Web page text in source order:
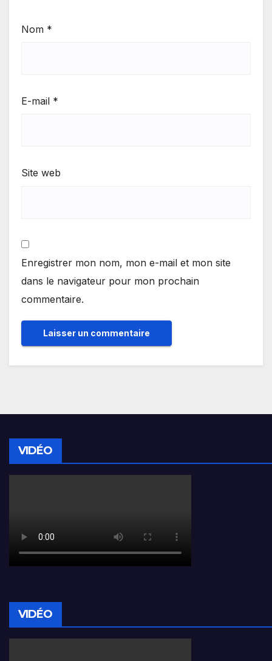
Nom *
E-mail *
Site web
Enregistrer mon nom, mon e-mail et mon site
dans le navigateur pour mon prochain
commentaire.
VIDÉO
VIDÉO